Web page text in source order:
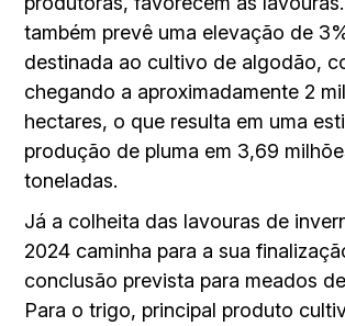
também prevê uma elevação de
destinada ao cultivo de algodão,
chegando a aproximadamente 2
hectares, o que resulta em uma
produção de pluma em 3,69
toneladas.
Já a colheita das lavouras de
2024 caminha para a sua
conclusão prevista para meados
Para o trigo, principal produto